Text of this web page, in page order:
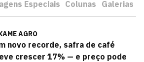
Especiais Colunas Galerias
AGRO
novo recorde, safra de café
crescer 17% — e preço pode